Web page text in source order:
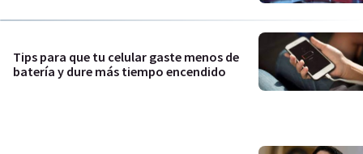
Tips para que tu celular gaste menos de
batería y dure más tiempo encendido